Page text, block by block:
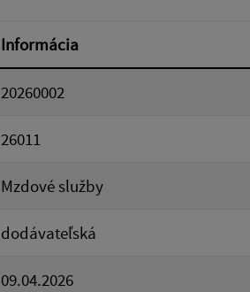
Informácia
20260002
26011
Mzdové služby
dodávateľská
09.04.2026